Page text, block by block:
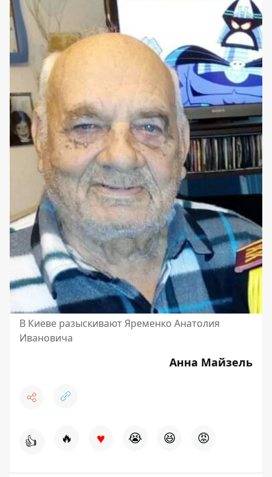
В Киеве разыскивают Яременко Анатолия
Ивановича
Анна Майзель
👍 🔥 ♥ 😭 😆 😡